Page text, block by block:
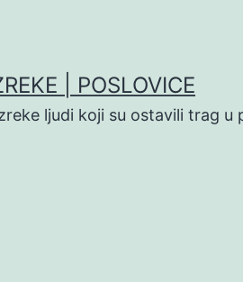
| POSLOVICE
ljudi koji su ostavili trag